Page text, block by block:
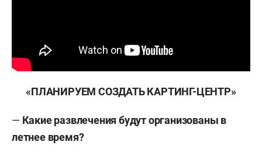
«ПЛАНИРУЕМ СОЗДАТЬ КАРТИНГ-ЦЕНТР»
— Какие развлечения будут организованы в
летнее время?